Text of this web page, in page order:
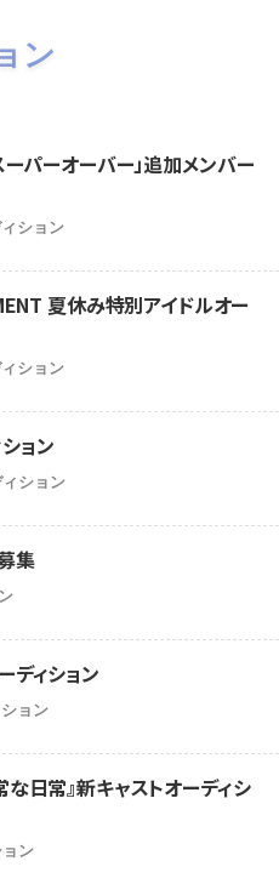
ン
パーオーバー」追加メンバー
ション
夏休み特別アイドルオー
ション
ョン
ション
集
ィション
ョン
日常』新キャストオーディシ
ン